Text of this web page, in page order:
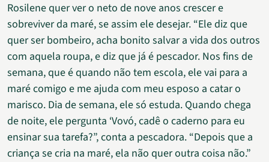
Rosilene quer ver o neto de nove anos crescer e
sobreviver da maré, se assim ele desejar. “Ele diz que
quer ser bombeiro, acha bonito salvar a vida dos outros
com aquela roupa, e diz que já é pescador. Nos fins de
semana, que é quando não tem escola, ele vai para a
maré comigo e me ajuda com meu esposo a catar o
marisco. Dia de semana, ele só estuda. Quando chega
de noite, ele pergunta ‘Vovó, cadê o caderno para eu
ensinar sua tarefa?”, conta a pescadora. “Depois que a
criança se cria na maré, ela não quer outra coisa não.”